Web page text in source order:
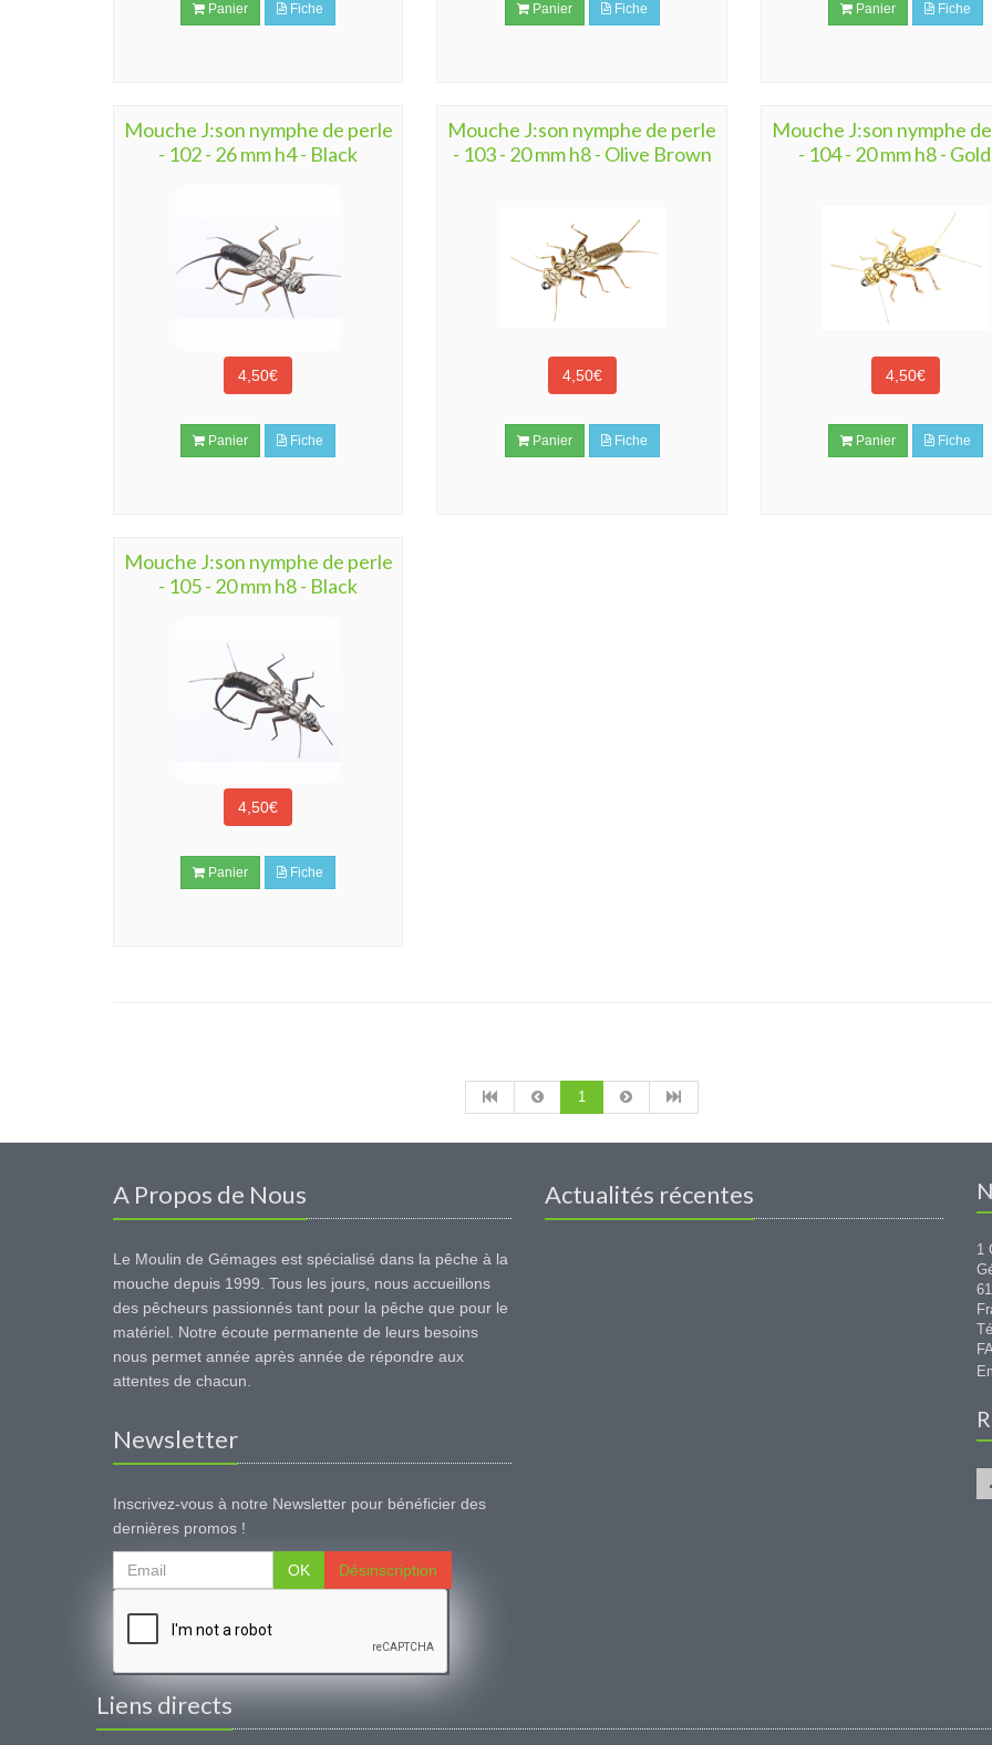
Panier Fiche Panier Fiche Panier Fiche
Mouche J:son nymphe de perle
- 102 - 26 mm h4 - Black
4,50€
Panier Fiche
Mouche J:son nymphe de perle
- 103 - 20 mm h8 - Olive Brown
4,50€
Panier Fiche
Mouche J:son nymphe
- 104 - 20 mm h8 -
4,50€
Panier Fiche
Mouche J:son nymphe de perle
- 105 - 20 mm h8 - Black
4,50€
Panier Fiche
1
A Propos de Nous
Le Moulin de Gémages est spécialisé dans la pêche à la
mouche depuis 1999. Tous les jours, nous accueillons
des pêcheurs passionnés tant pour la pêche que pour le
matériel. Notre écoute permanente de leurs besoins
nous permet année après année de répondre aux
attentes de chacun.
Newsletter
Inscrivez-vous à notre Newsletter pour bénéficier des
dernières promos !
OK Désinscription
Actualités récentes
1
Liens directs